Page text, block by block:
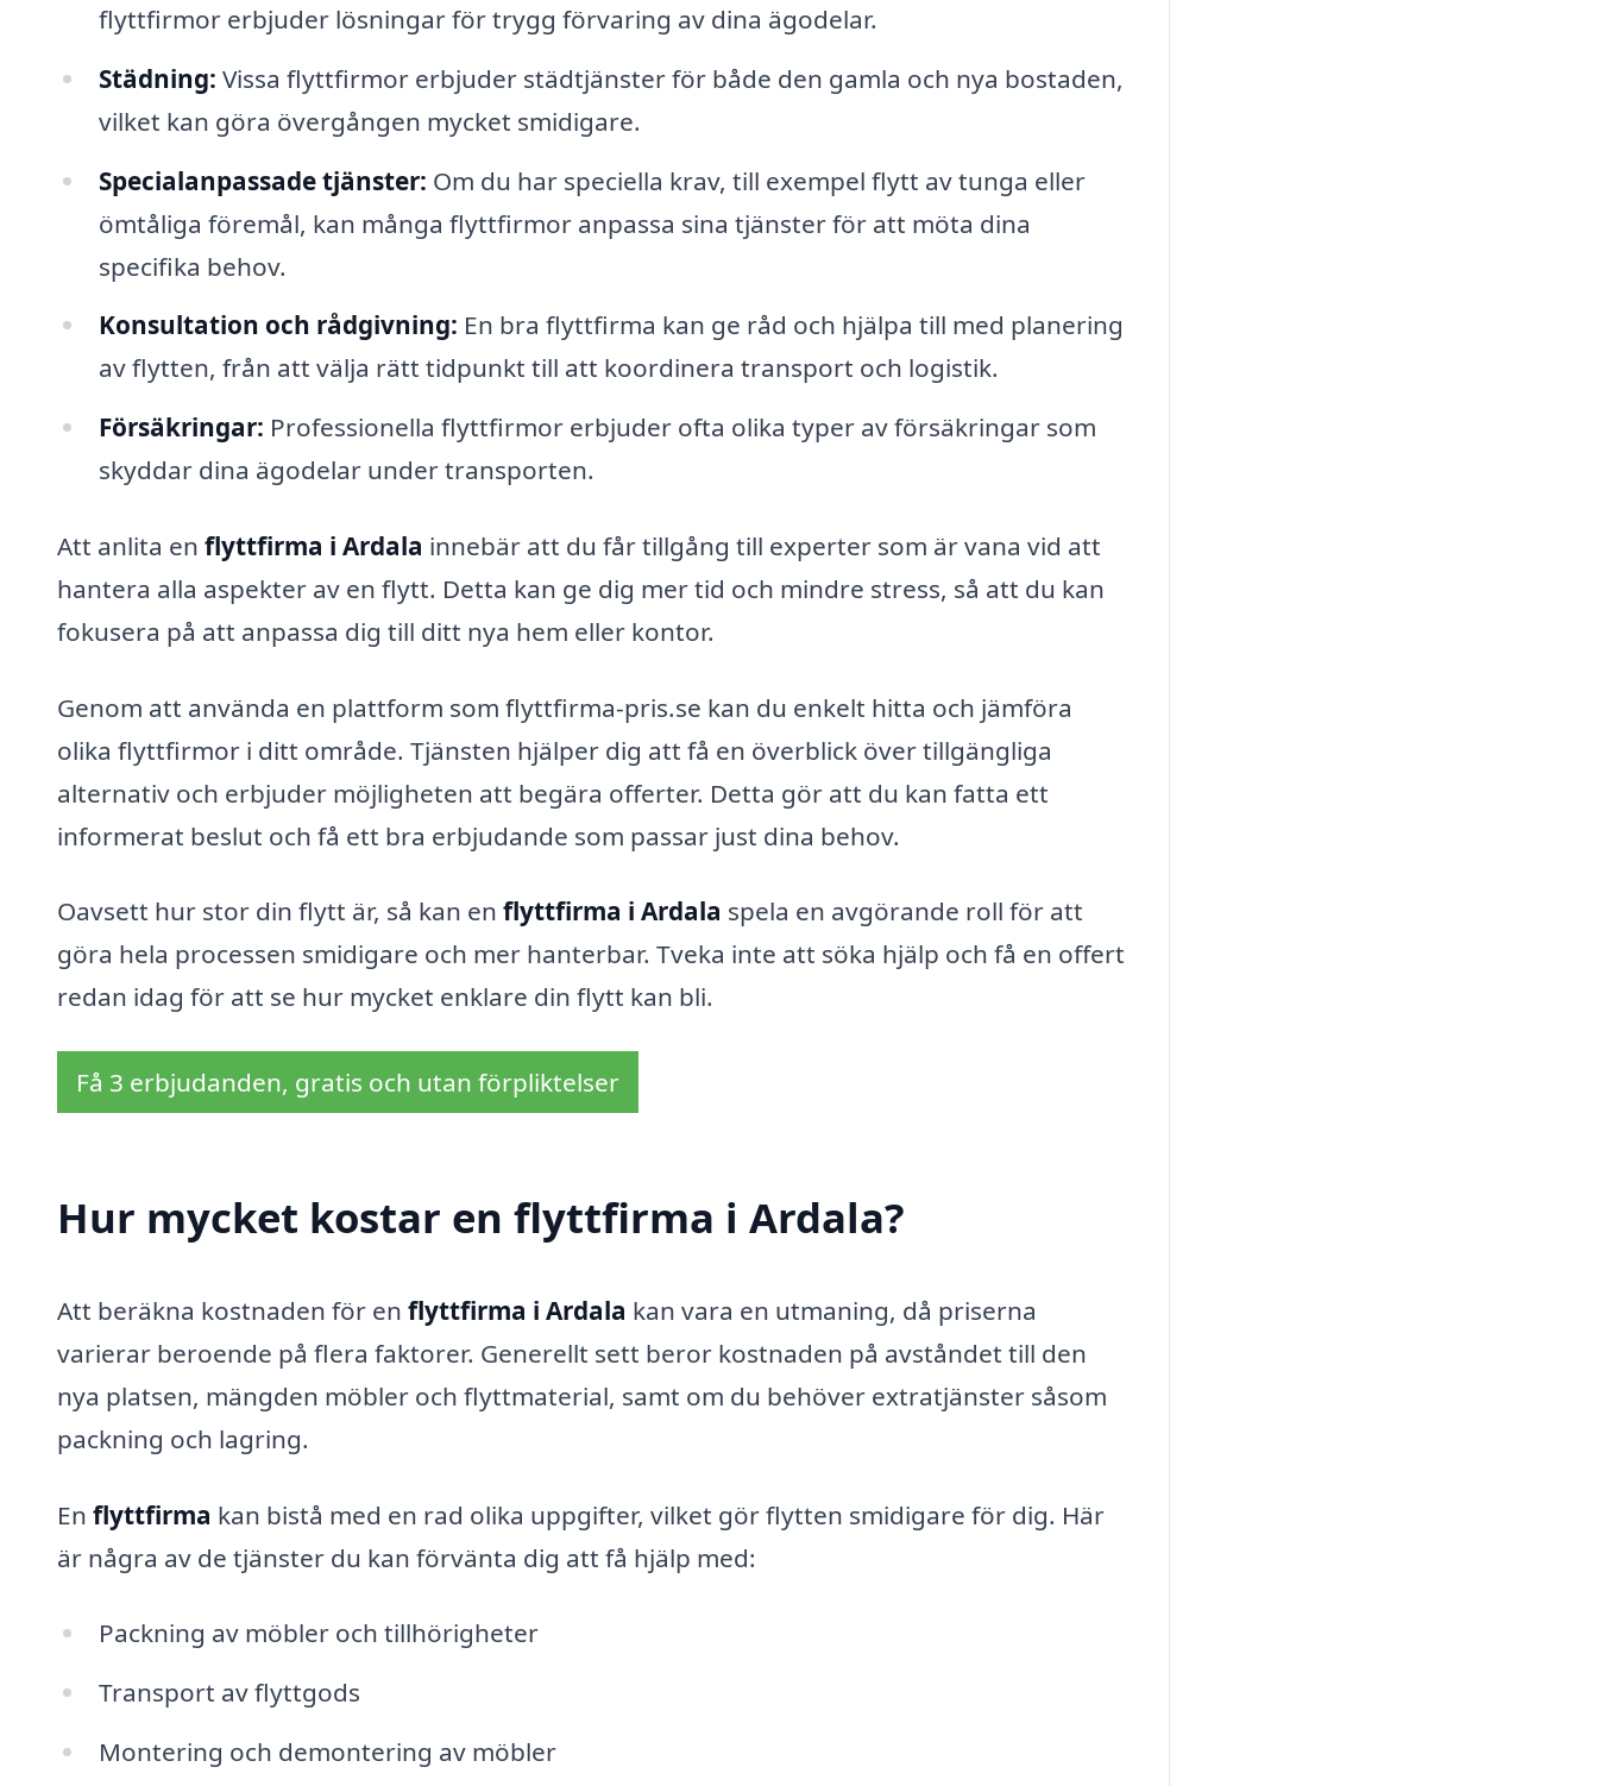
flyttfirmor erbjuder lösningar för trygg förvaring av dina ägodelar.
Städning: Vissa flyttfirmor erbjuder städtjänster för både den gamla och nya bostaden,
vilket kan göra övergången mycket smidigare.
Specialanpassade tjänster: Om du har speciella krav, till exempel flytt av tunga eller
ömtåliga föremål, kan många flyttfirmor anpassa sina tjänster för att möta dina
specifika behov.
Konsultation och rådgivning: En bra flyttfirma kan ge råd och hjälpa till med planering
av flytten, från att välja rätt tidpunkt till att koordinera transport och logistik.
Försäkringar: Professionella flyttfirmor erbjuder ofta olika typer av försäkringar som
skyddar dina ägodelar under transporten.
Att anlita en flyttfirma i Ardala innebär att du får tillgång till experter som är vana vid att
hantera alla aspekter av en flytt. Detta kan ge dig mer tid och mindre stress, så att du kan
fokusera på att anpassa dig till ditt nya hem eller kontor.
Genom att använda en plattform som flyttfirma-pris.se kan du enkelt hitta och jämföra
olika flyttfirmor i ditt område. Tjänsten hjälper dig att få en överblick över tillgängliga
alternativ och erbjuder möjligheten att begära offerter. Detta gör att du kan fatta ett
informerat beslut och få ett bra erbjudande som passar just dina behov.
Oavsett hur stor din flytt är, så kan en flyttfirma i Ardala spela en avgörande roll för att
göra hela processen smidigare och mer hanterbar. Tveka inte att söka hjälp och få en offert
redan idag för att se hur mycket enklare din flytt kan bli.
Få 3 erbjudanden, gratis och utan förpliktelser
Hur mycket kostar en flyttfirma i Ardala?
Att beräkna kostnaden för en flyttfirma i Ardala kan vara en utmaning, då priserna
varierar beroende på flera faktorer. Generellt sett beror kostnaden på avståndet till den
nya platsen, mängden möbler och flyttmaterial, samt om du behöver extratjänster såsom
packning och lagring.
En flyttfirma kan bistå med en rad olika uppgifter, vilket gör flytten smidigare för dig. Här
är några av de tjänster du kan förvänta dig att få hjälp med:
Packning av möbler och tillhörigheter
Transport av flyttgods
Montering och demontering av möbler